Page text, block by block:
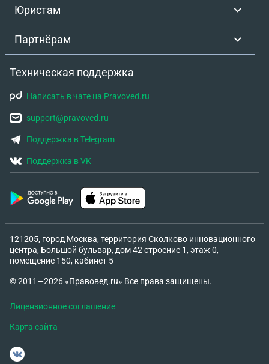
Юристам
Партнёрам
Техническая поддержка
Написать в чате на Pravoved.ru
support@pravoved.ru
Поддержка в Telegram
Поддержка в VK
121205, город Москва, территория Сколково инновационного
центра, Большой бульвар, дом 42 строение 1, этаж 0,
помещение 150, кабинет 5
© 2011—2026 «Правовед.ru» Все права защищены.
Лицензионное соглашение
Карта сайта